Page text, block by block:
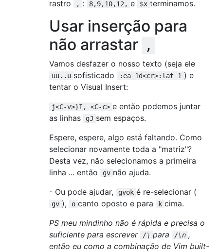
rastro , : 8,9,10,12, e $x terminamos.
Usar inserção para
não arrastar ,
Vamos desfazer o nosso texto (seja ele
uu..u sofisticado :ea 1d<cr>:lat 1 ) e
tentar o Visual Insert:
j<C-v>}I, <C-c> e então podemos juntar
as linhas
gJ sem espaços.
Espere, espere, algo está faltando. Como
selecionar novamente toda a "matriz"?
Desta vez, não selecionamos a primeira
linha ... então
gv não ajuda.
- Ou pode ajudar,
gvok é re-selecionar (
gv ), o canto oposto e para k cima.
PS meu mindinho não é rápida e precisa o
suficiente para escrever
/\ para /\n ,
então eu como a combinação de Vim built-